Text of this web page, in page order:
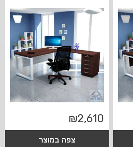
₪2,610
צפה במוצר